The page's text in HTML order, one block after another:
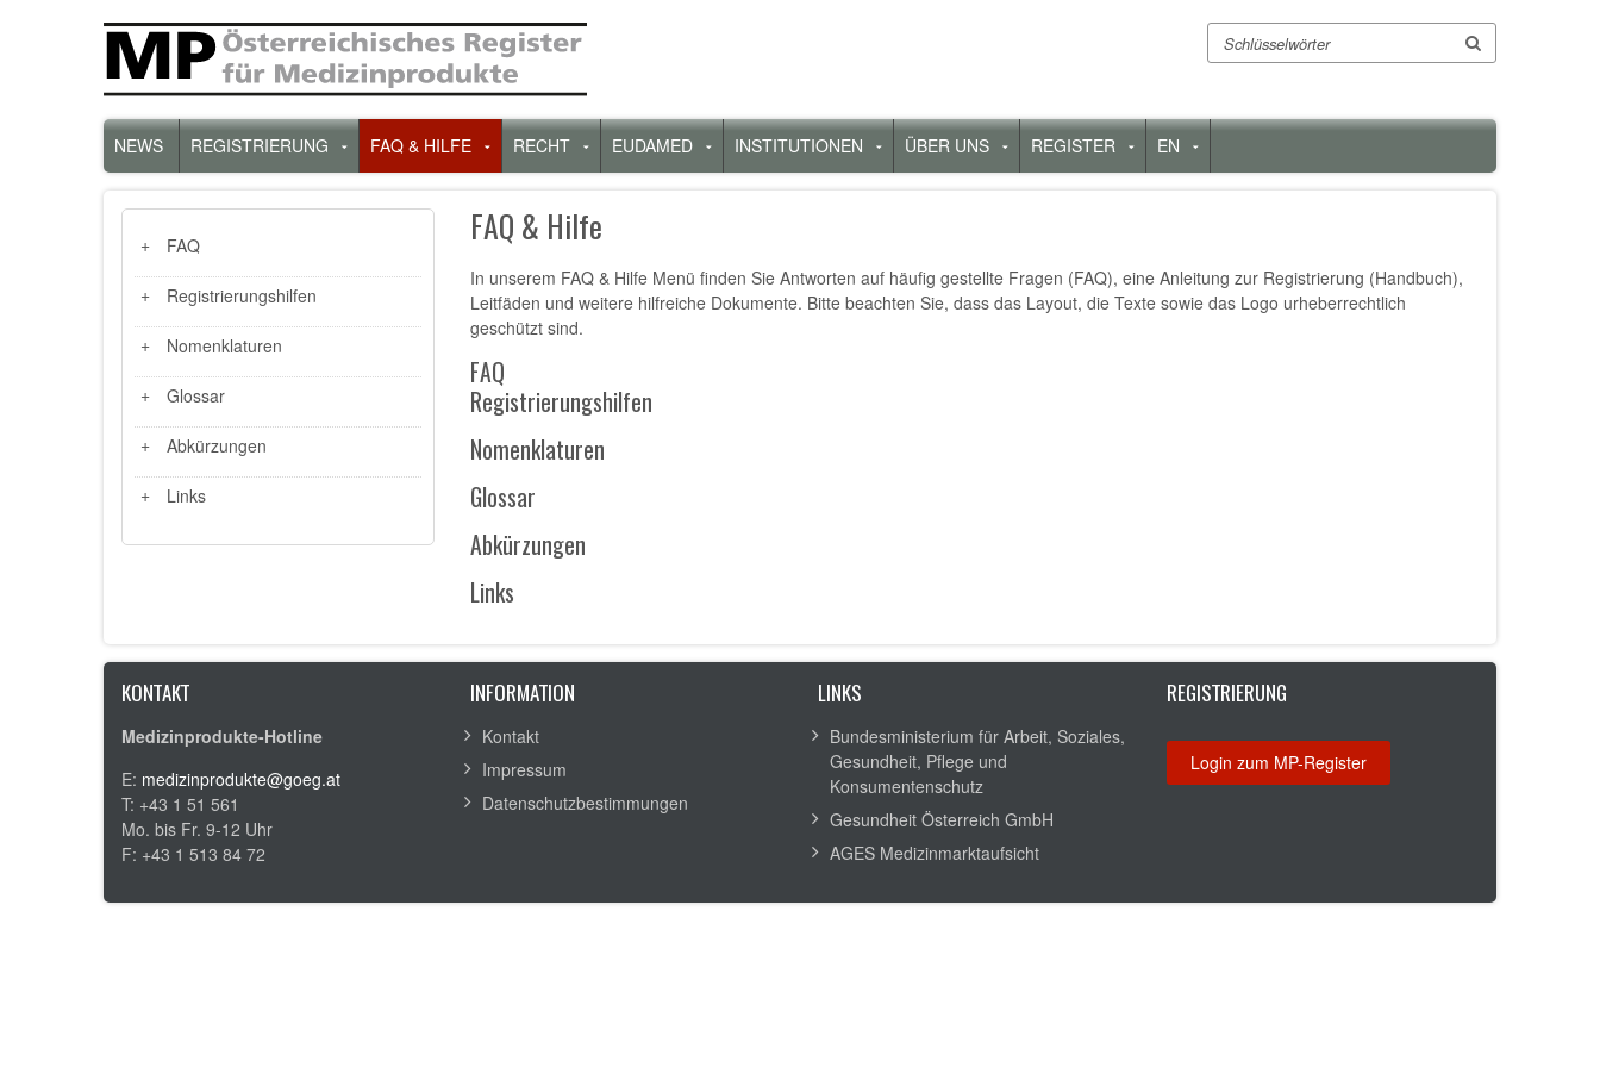
Suche
Hauptnavigation
NEWS REGISTRIERUNG
Untermenü
„Registrierung“
FAQ & HILFE
Untermenü
&
RECHT
Untermenü
EUDAMED
Untermenü
INSTITUTIONEN
Untermenü
ÜBER UNS
Untermenü
REGISTER
Untermenü
EN
ZWEITE
MENÜEBENE
HAUPTNAVIGATION
FAQ
Registrierungshilfen
Nomenklaturen
Glossar
Abkürzungen
Links
FAQ & Hilfe
In unserem FAQ & Hilfe Menü finden Sie Antworten auf häufig gestellte Fragen (FAQ), eine Anleitung zur Registrierung (Handbuch),
Leitfäden und weitere hilfreiche Dokumente. Bitte beachten Sie, dass das Layout, die Texte sowie das Logo urheberrechtlich
geschützt sind.
FAQ
Registrierungshilfen
Nomenklaturen
Glossar
Abkürzungen
Links
KONTAKT
Medizinprodukte-Hotline
E: medizinprodukte@goeg.at
T: +43 1 51 561
Mo. bis Fr. 9-12 Uhr
F: +43 1 513 84 72
INFORMATION
Kontakt
Impressum
Datenschutzbestimmungen
LINKS
Bundesministerium für Arbeit, Soziales,
Gesundheit, Pflege und
Konsumentenschutz
Gesundheit Österreich GmbH
AGES Medizinmarktaufsicht
REGISTRIERUNG